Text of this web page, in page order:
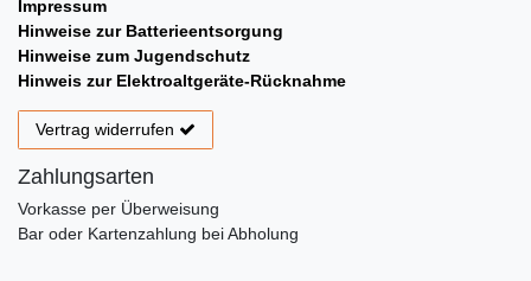
Impressum
Hinweise zur Batterieentsorgung
Hinweise zum Jugendschutz
Hinweis zur Elektroaltgeräte-Rücknahme
Vertrag widerrufen
Zahlungsarten
Vorkasse per Überweisung
Bar oder Kartenzahlung bei Abholung